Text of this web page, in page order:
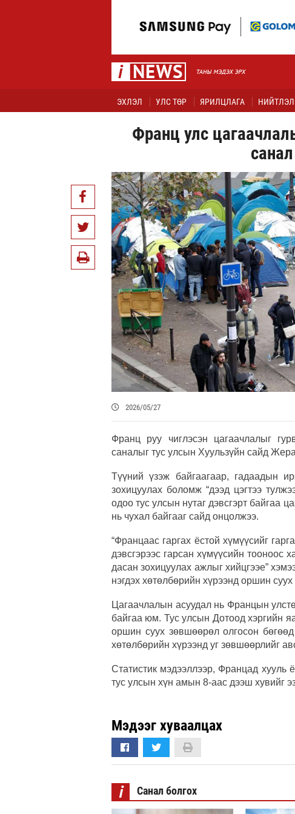
ЭХЛЭЛ УЛС ТӨР ЯРИЛЦЛАГА НИЙТЛЭЛ
Франц улс
2026/05/27
Франц руу чиглэсэн цагаачлалыг
саналыг тус улсын Хуульзүйн сайд
Түүний үзэж байгаагаар, гадаадын
зохицуулах боломж “дээд цэгтээ
одоо тус улсын нутаг дэвсгэрт байгаа
нь чухал байгааг сайд онцолжээ.
“Францаас гаргах ёстой хүмүүсийг
дэвсгэрээс гарсан хүмүүсийн тооноос
дасан зохицуулах ажлыг хийцгээе”
нэгдэх хөтөлбөрийн хүрээнд оршин
Цагаачлалын асуудал нь Францын
байгаа юм. Тус улсын Дотоод хэргийн
оршин суух зөвшөөрөл олгосон бөгөөд
хөтөлбөрийн хүрээнд уг зөвшөөрлийг
Статистик мэдээллээр, Францад хууль
тус улсын хүн амын 8-аас дээш хувийг
Мэдээг хуваалцах
i Санал болгох